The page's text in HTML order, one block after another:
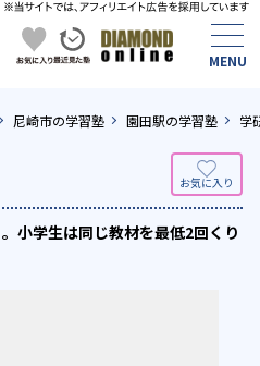
尼崎市の学習塾 園田駅の学習塾 学
小学生は同じ教材を最低2回くり